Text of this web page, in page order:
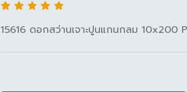
15616 ดอกสว่านเจาะปูนแกนกลม 10x200